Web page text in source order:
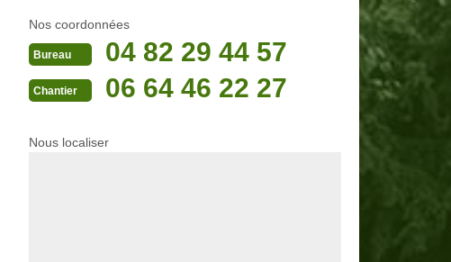
Nos coordonnées
Bureau 04 82 29 44 57
Chantier 06 64 46 22 27
Nous localiser